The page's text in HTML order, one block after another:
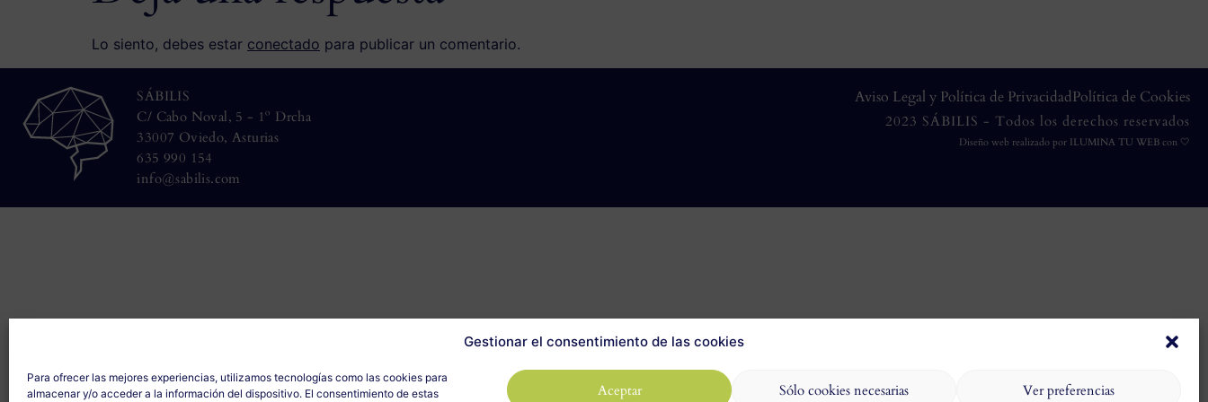
Gestionar el consentimiento de las cookies
Para ofrecer las mejores experiencias, utilizamos tecnologías como las cookies para
almacenar y/o acceder a la información del dispositivo. El consentimiento de estas
Aceptar Sólo cookies necesarias Ver preferencias
Lo siento, debes estar conectado para publicar un comentario.
SÁBILIS
C/ Cabo Noval, 5 - 1º Drcha
33007 Oviedo, Asturias
635 990 154
info@sabilis.com
Aviso Legal y Política de PrivacidadPolítica de Cookies
2023 SÁBILIS - Todos los derechos reservados
Diseño web realizado por ILUMINA TU WEBcon 🤍